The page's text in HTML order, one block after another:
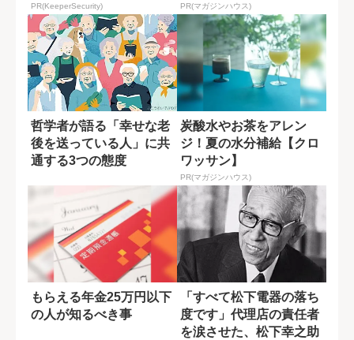
PR(KeeperSecurity) PR(マガジンハウス)
哲学者が語る「幸せな老
後を送っている人」に共
通する3つの態度
炭酸水やお茶をアレン
ジ！夏の水分補給【クロ
ワッサン】
PR(マガジンハウス)
もらえる年金25万円以下
の人が知るべき事
「すべて松下電器の落ち
度です」代理店の責任者
を涙させた、松下幸之助